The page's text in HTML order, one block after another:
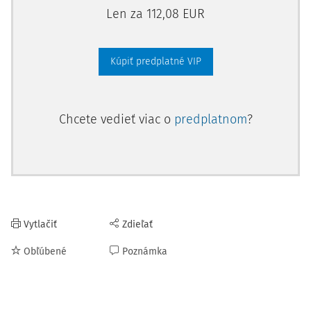
Len za 112,08 EUR
Kúpiť predplatné VIP
Chcete vedieť viac o predplatnom?
Vytlačiť
Obľúbené
Zdieľať
Poznámka